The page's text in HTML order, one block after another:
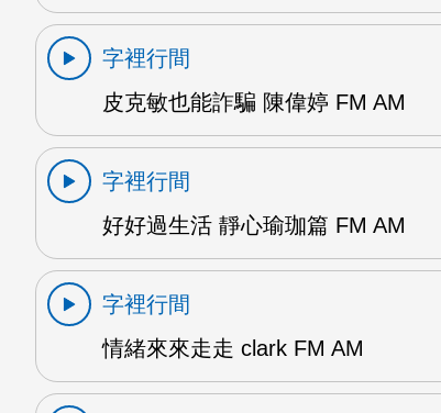
字裡行間
皮克敏也能詐騙 陳偉婷 FM AM
字裡行間
好好過生活 靜心瑜珈篇 FM AM
字裡行間
情緒來來走走 clark FM AM